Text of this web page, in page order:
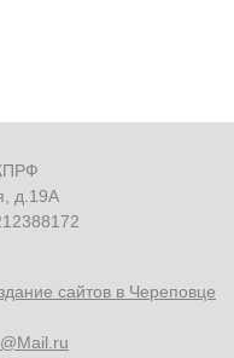
д.19А
сайтов в Череповце